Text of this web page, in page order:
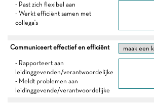
- Past zich flexibel aan
- Werkt efficiënt samen met
collega's
Communiceert effectief en efficiënt
- Rapporteert aan
leidinggevenden/verantwoordelijke
- Meldt problemen aan
leidinggevende/verantwoordelijke